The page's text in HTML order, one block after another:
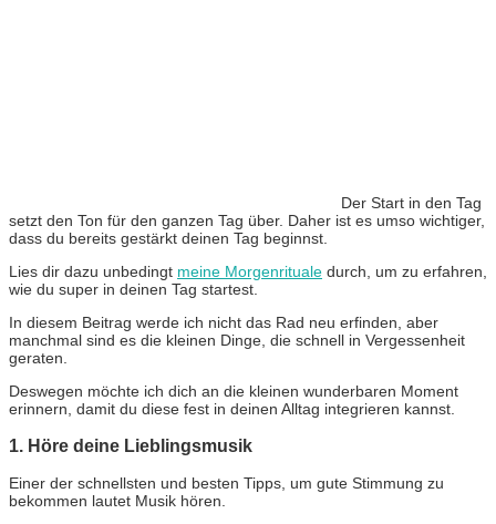
Der Start in den Tag
setzt den Ton für den ganzen Tag über. Daher ist es umso wichtiger,
dass du bereits gestärkt deinen Tag beginnst.
Lies dir dazu unbedingt meine Morgenrituale durch, um zu erfahren,
wie du super in deinen Tag startest.
In diesem Beitrag werde ich nicht das Rad neu erfinden, aber
manchmal sind es die kleinen Dinge, die schnell in Vergessenheit
geraten.
Deswegen möchte ich dich an die kleinen wunderbaren Moment
erinnern, damit du diese fest in deinen Alltag integrieren kannst.
1. Höre deine Lieblingsmusik
Einer der schnellsten und besten Tipps, um gute Stimmung zu
bekommen lautet Musik hören.